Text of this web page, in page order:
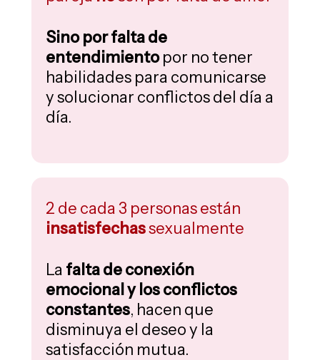
Sino por falta de
entendimientopor no tener
habilidades para comunicarse
y solucionar conflictos​ del día a
día.
2 de cada 3 personas están
insatisfechassexualmente
La falta de conexión
emocional y los conflictos
constantes, hacen que
disminuya el deseo y la
satisfacción mutua.